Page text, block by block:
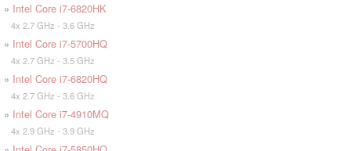
» Intel Core i7-6820HK
4x 2.7 GHz - 3.6 GHz
» Intel Core i7-5700HQ
4x 2.7 GHz - 3.5 GHz
» Intel Core i7-6820HQ
4x 2.7 GHz - 3.6 GHz
» Intel Core i7-4910MQ
4x 2.9 GHz - 3.9 GHz